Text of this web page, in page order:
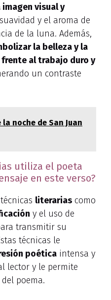
imagen visual y
y el aroma de
de la luna. Además,
la belleza y la
al trabajo duro y
un contraste
la noche de San Juan
utiliza el poeta
en este verso?
literarias como
y el uso de
transmitir su
técnicas le
poética intensa y
lector y le permite
poema.